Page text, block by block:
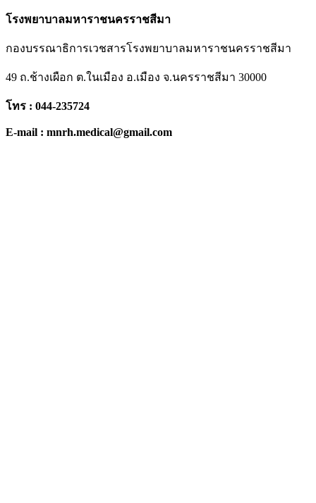
โรงพยาบาลมหาราชนครราชสีมา
กองบรรณาธิการเวชสารโรงพยาบาลมหาราชนครราชสีมา
49 ถ.ช้างเผือก ต.ในเมือง อ.เมือง จ.นครราชสีมา 30000
โทร : 044-235724
E-mail : mnrh.medical@gmail.com